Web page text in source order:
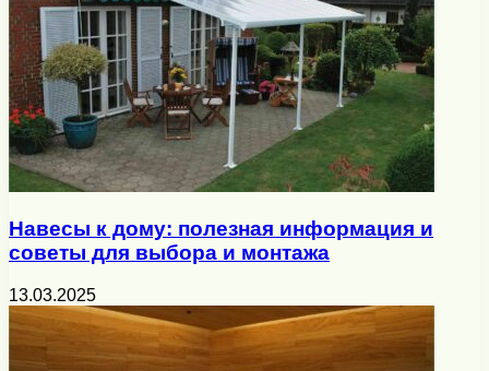
Навесы к дому: полезная информация и
советы для выбора и монтажа
13.03.2025